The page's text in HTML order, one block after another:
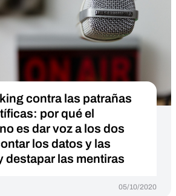
contra las patrañas
por qué el
es dar voz a los dos
los datos y las
destapar las mentiras
05/10/2020